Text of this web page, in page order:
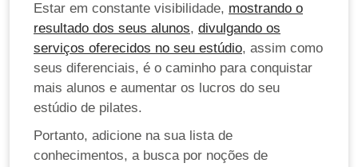
Estar em constante visibilidade, mostrando o
resultado dos seus alunos, divulgando os
serviços oferecidos no seu estúdio, assim como
seus diferenciais, é o caminho para conquistar
mais alunos e aumentar os lucros do seu
estúdio de pilates.
Portanto, adicione na sua lista de
conhecimentos, a busca por noções de